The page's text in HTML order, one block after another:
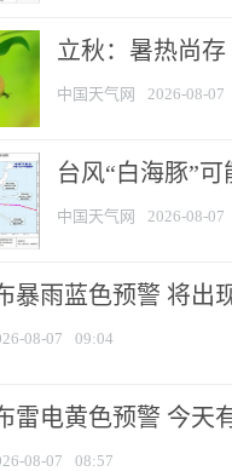
立秋：暑热尚
中国天气网 2026-08-07
台风“白海豚”
中国天气网 2026-08-07
暴雨蓝色预警 将出
08-07 09:04
雷电黄色预警 今天
08-07 08:57